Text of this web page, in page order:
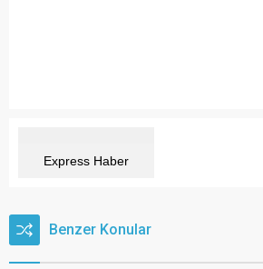
Express Haber
Benzer Konular